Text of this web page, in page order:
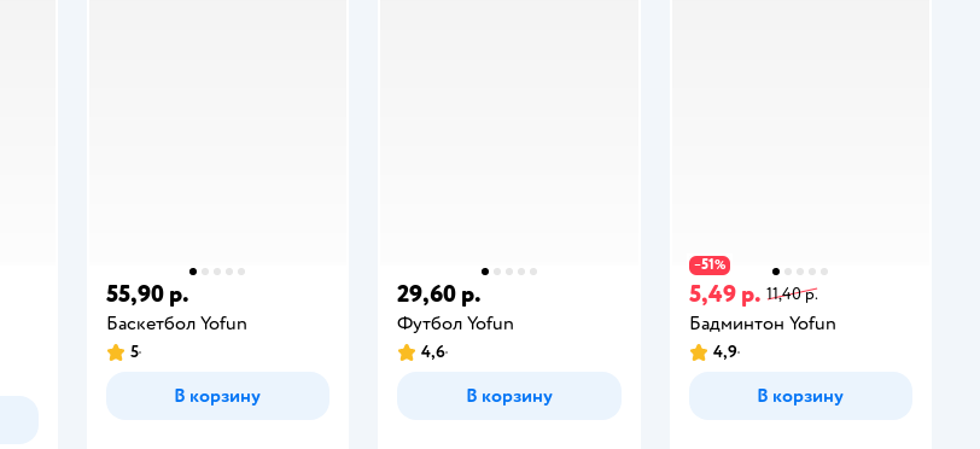
55,90 р.
Баскетбол Yofun
5
В корзину
29,60 р.
Футбол Yofun
4,6
В корзину
−51%
5,49 р. 11,40 р.
Бадминтон Yofun
4,9
В корзину